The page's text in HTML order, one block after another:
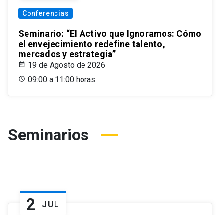
Conferencias
Seminario: “El Activo que Ignoramos: Cómo
el envejecimiento redefine talento,
mercados y estrategia”
19 de Agosto de 2026
09:00 a 11:00 horas
Seminarios
2 JUL